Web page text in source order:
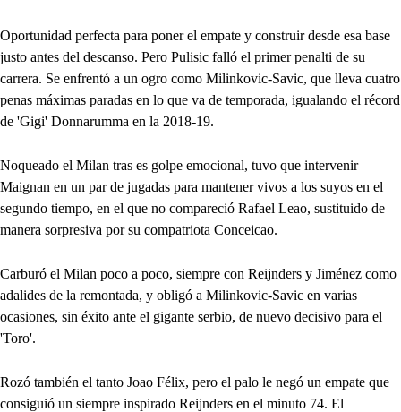
Oportunidad perfecta para poner el empate y construir desde esa base
justo antes del descanso. Pero Pulisic falló el primer penalti de su
carrera. Se enfrentó a un ogro como Milinkovic-Savic, que lleva cuatro
penas máximas paradas en lo que va de temporada, igualando el récord
de 'Gigi' Donnarumma en la 2018-19.
Noqueado el Milan tras es golpe emocional, tuvo que intervenir
Maignan en un par de jugadas para mantener vivos a los suyos en el
segundo tiempo, en el que no compareció Rafael Leao, sustituido de
manera sorpresiva por su compatriota Conceicao.
Carburó el Milan poco a poco, siempre con Reijnders y Jiménez como
adalides de la remontada, y obligó a Milinkovic-Savic en varias
ocasiones, sin éxito ante el gigante serbio, de nuevo decisivo para el
'Toro'.
Rozó también el tanto Joao Félix, pero el palo le negó un empate que
consiguió un siempre inspirado Reijnders en el minuto 74. El